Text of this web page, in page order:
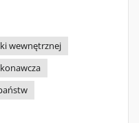
wewnętrznej